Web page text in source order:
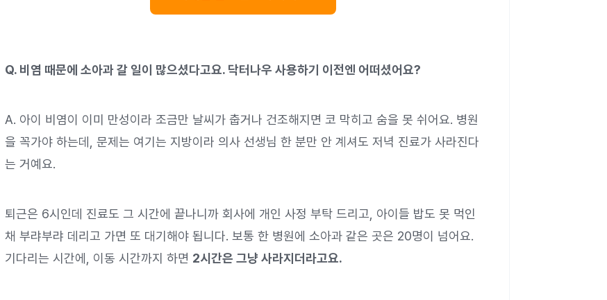
Q. 비염 때문에 소아과 갈 일이 많으셨다고요. 닥터나우 사용하기 이전엔 어떠셨어요?
A. 아이 비염이 이미 만성이라 조금만 날씨가 춥거나 건조해지면 코 막히고 숨을 못 쉬어요. 병원
을 꼭가야 하는데, 문제는 여기는 지방이라 의사 선생님 한 분만 안 계셔도 저녁 진료가 사라진다
는 거예요.
퇴근은 6시인데 진료도 그 시간에 끝나니까 회사에 개인 사정 부탁 드리고, 아이들 밥도 못 먹인
채 부랴부랴 데리고 가면 또 대기해야 됩니다. 보통 한 병원에 소아과 같은 곳은 20명이 넘어요.
기다리는 시간에, 이동 시간까지 하면 2시간은 그냥 사라지더라고요.